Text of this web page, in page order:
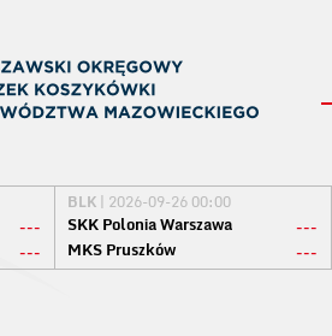
---
---
BLK | 2026-09-26 00:00
SKK Polonia Warszawa
---
MKS Pruszków
---